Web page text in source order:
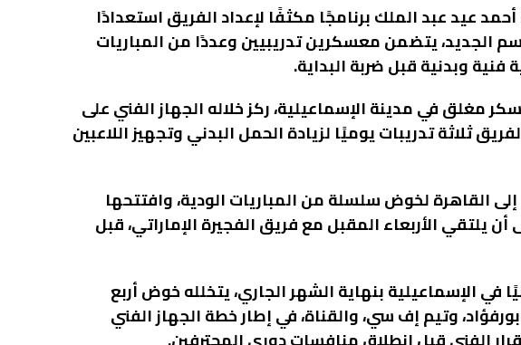
عيد عبد الملك برنامجًا مكثفًا لإعداد الفريق استعدادًا
الجديد، يتضمن معسكرين تدريبيين وعددًا من المباريات
وبدنية قبل ضربة البداية.
مغلق في مدينة الإسماعيلية، ركز خلاله الجهاز الفني على
ثلاثة تدريبات يوميًا لزيادة الحمل البدني وتجهيز اللاعبين
القاهرة لخوض سلسلة من المباريات الودية، وافتتحها
على القناطر الخيرية بنتيجة 6-0، على أن يلتقي الأربعاء المقبل مع فريق الفجيرة الإماراتي، قبل
في الإسماعيلية بنهاية الشهر الجاري، يتخلله خوض أربع
وتيم إف سي، والقناة، في إطار خطة الجهاز الفني